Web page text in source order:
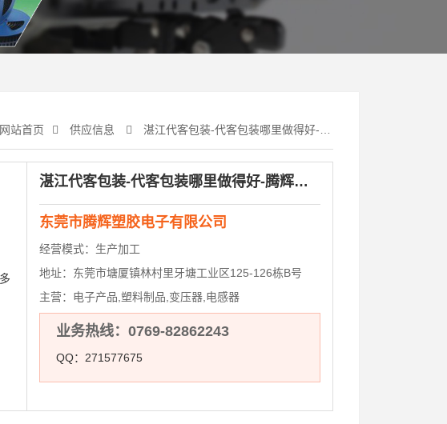
网站首页 供应信息 湛江代客包装-代客包装哪里做得好-腾辉塑胶电子(多图)
湛江代客包装-代客包装哪里做得好-腾辉塑胶电子(多图)
东莞市腾辉塑胶电子有限公司
经营模式： 生产加工
地址： 东莞市塘厦镇林村里牙塘工业区125-126栋B号
主营： 电子产品,塑料制品,变压器,电感器
业务热线：0769-82862243
QQ：271577675